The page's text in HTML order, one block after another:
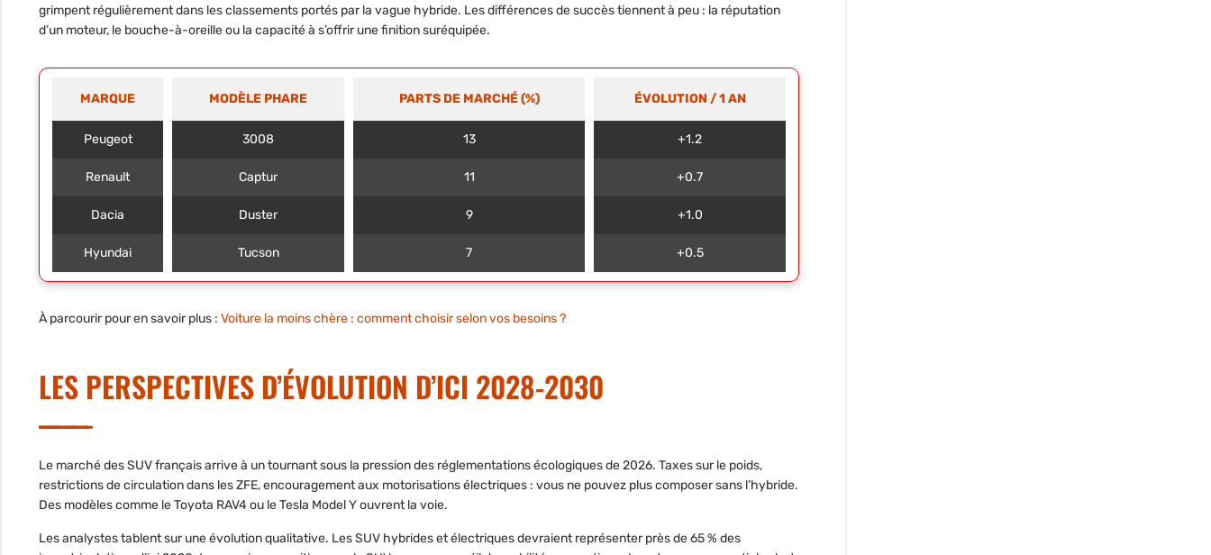
grimpent régulièrement dans les classements portés par la vague hybride. Les différences de succès tiennent à peu : la réputation
d’un moteur, le bouche-à-oreille ou la capacité à s’offrir une finition suréquipée.
MARQUE MODÈLE PHARE PARTS DE MARCHÉ (%) ÉVOLUTION / 1 AN
Peugeot 3008 13 +1.2
Renault Captur 11 +0.7
Dacia Duster 9 +1.0
Hyundai Tucson 7 +0.5
À parcourir pour en savoir plus : Voiture la moins chère : comment choisir selon vos besoins ?
LES PERSPECTIVES D’ÉVOLUTION D’ICI 2028-2030
Le marché des SUV français arrive à un tournant sous la pression des réglementations écologiques de2026. Taxes sur le poids,
restrictions de circulation dans lesZFE, encouragement aux motorisations électriques : vous ne pouvez plus composer sans l’hybride.
Des modèles comme leToyota RAV4ou leTesla Model Youvrent la voie.
Les analystes tablent sur une évolution qualitative. Les SUV hybrides et électriques devraient représenter près de65 % des